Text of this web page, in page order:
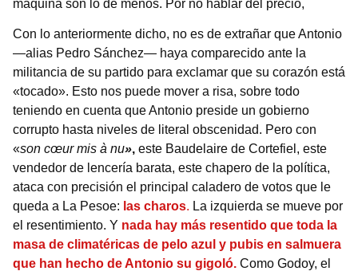
máquina son lo de menos. Por no hablar del precio,
Con lo anteriormente dicho, no es de extrañar que Antonio
—alias Pedro Sánchez— haya comparecido ante la
militancia de su partido para exclamar que su corazón está
«tocado». Esto nos puede mover a risa, sobre todo
teniendo en cuenta que Antonio preside un gobierno
corrupto hasta niveles de literal obscenidad. Pero con
«son cœur mis à nu», este Baudelaire de Cortefiel, este
vendedor de lencería barata, este chapero de la política,
ataca con precisión el principal caladero de votos que le
queda a La Pesoe: las charos. La izquierda se mueve por
el resentimiento. Y nada hay más resentido que toda la
masa de climatéricas de pelo azul y pubis en salmuera
que han hecho de Antonio su gigoló. Como Godoy, el